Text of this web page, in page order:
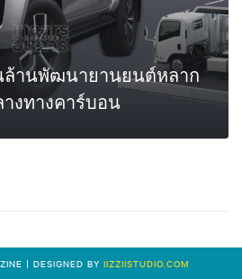
านพัฒนายานยนต์หลาก
งทางคาร์บอน
0
| DESIGNED BY IIZZIISTUDIO.COM